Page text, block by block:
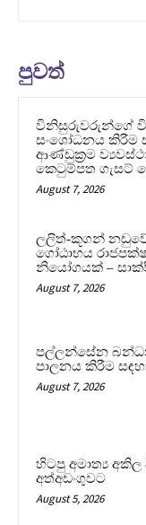
පුවත්
විනිසුරුවරුන්ගේ
සංශෝධනය කිරීම
ආණ්ඩුක්‍රම
කෙටුම්පත ගැසට්
August 7, 2026
ලලිත්-කූගන් නඩුවේ
ගෝඨාභය
නියෝගයක් –
August 7, 2026
පල්ලන්සේන
පාලනය කිරීම
August 7, 2026
හිටපු අමාත්‍ය අකිල
අත්අඩංගුවට
August 5, 2026